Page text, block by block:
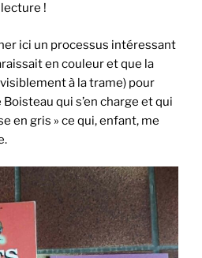
!
ici un processus intéressant
en couleur et que la
à la trame) pour
Boisteau qui s’en charge et qui
en gris » ce qui, enfant, me